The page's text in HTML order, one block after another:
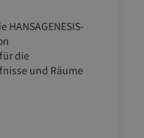
die
und Räume